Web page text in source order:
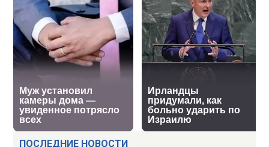
ПОСЛЕДНИЕ НОВОСТИ